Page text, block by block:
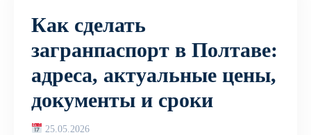
Как сделать
загранпаспорт в Полтаве:
адреса, актуальные цены,
документы и сроки
25.05.2026